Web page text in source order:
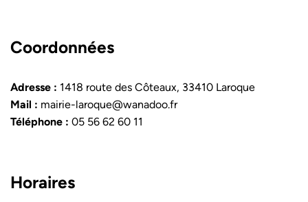
Coordonnées
Adresse : 1418 route des Côteaux, 33410 Laroque
Mail : mairie-laroque@wanadoo.fr
Téléphone : 05 56 62 60 11
Horaires